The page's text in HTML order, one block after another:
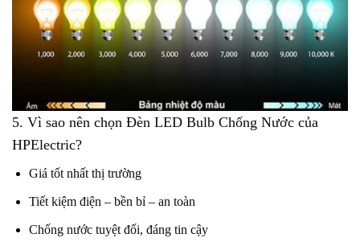
5. Vì sao nên chọn Đèn LED Bulb Chống Nước của
HPElectric?
Giá tốt nhất thị trường
Tiết kiệm điện – bền bỉ – an toàn
Chống nước tuyệt đối, đáng tin cậy